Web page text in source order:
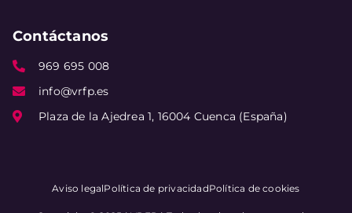
Contáctanos
969 695 008
info@vrfp.es
Plaza de la Ajedrea 1, 16004 Cuenca (España)
Aviso legalPolítica de privacidadPolítica de cookies